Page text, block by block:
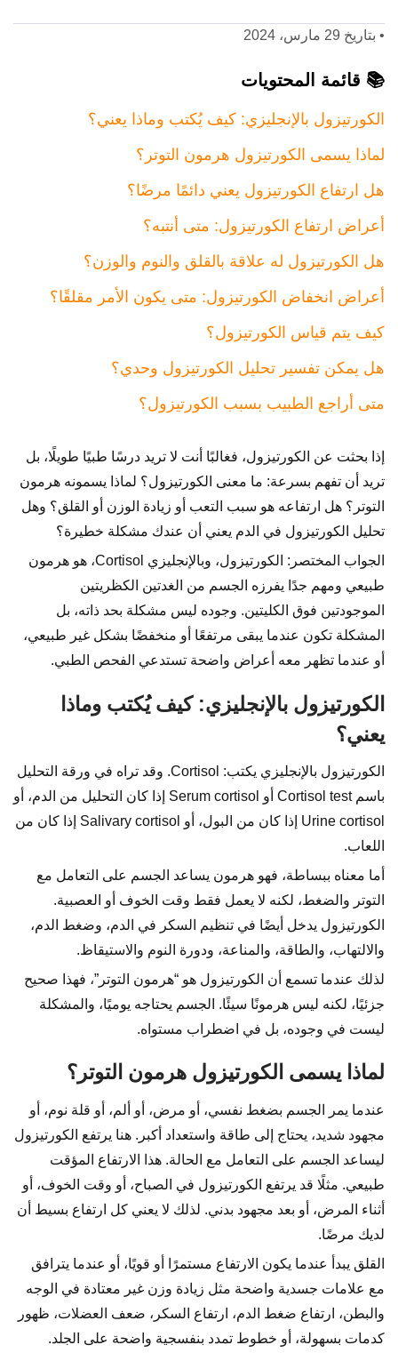
• بتاريخ 29 مارس، 2024
📚 قائمة المحتويات
الكورتيزول بالإنجليزي: كيف يُكتب وماذا يعني؟
لماذا يسمى الكورتيزول هرمون التوتر؟
هل ارتفاع الكورتيزول يعني دائمًا مرضًا؟
أعراض ارتفاع الكورتيزول: متى أنتبه؟
هل الكورتيزول له علاقة بالقلق والنوم والوزن؟
أعراض انخفاض الكورتيزول: متى يكون الأمر مقلقًا؟
كيف يتم قياس الكورتيزول؟
هل يمكن تفسير تحليل الكورتيزول وحدي؟
متى أراجع الطبيب بسبب الكورتيزول؟
إذا بحثت عن الكورتيزول، فغالبًا أنت لا تريد درسًا طبيًا طويلًا، بل
تريد أن تفهم بسرعة: ما معنى الكورتيزول؟ لماذا يسمونه هرمون
التوتر؟ هل ارتفاعه هو سبب التعب أو زيادة الوزن أو القلق؟ وهل
تحليل الكورتيزول في الدم يعني أن عندك مشكلة خطيرة؟
الجواب المختصر: الكورتيزول، وبالإنجليزي Cortisol، هو هرمون
طبيعي ومهم جدًا يفرزه الجسم من الغدتين الكظريتين
الموجودتين فوق الكليتين. وجوده ليس مشكلة بحد ذاته، بل
المشكلة تكون عندما يبقى مرتفعًا أو منخفضًا بشكل غير طبيعي،
أو عندما تظهر معه أعراض واضحة تستدعي الفحص الطبي.
الكورتيزول بالإنجليزي: كيف يُكتب وماذا
يعني؟
الكورتيزول بالإنجليزي يكتب: Cortisol. وقد تراه في ورقة التحليل
باسم Cortisol test أو Serum cortisol إذا كان التحليل من الدم، أو
Urine cortisol إذا كان من البول، أو Salivary cortisol إذا كان من
اللعاب.
أما معناه ببساطة، فهو هرمون يساعد الجسم على التعامل مع
التوتر والضغط، لكنه لا يعمل فقط وقت الخوف أو العصبية.
الكورتيزول يدخل أيضًا في تنظيم السكر في الدم، وضغط الدم،
والالتهاب، والطاقة، والمناعة، ودورة النوم والاستيقاظ.
لذلك عندما تسمع أن الكورتيزول هو “هرمون التوتر”، فهذا صحيح
جزئيًا، لكنه ليس هرمونًا سيئًا. الجسم يحتاجه يوميًا، والمشكلة
ليست في وجوده، بل في اضطراب مستواه.
لماذا يسمى الكورتيزول هرمون التوتر؟
عندما يمر الجسم بضغط نفسي، أو مرض، أو ألم، أو قلة نوم، أو
مجهود شديد، يحتاج إلى طاقة واستعداد أكبر. هنا يرتفع الكورتيزول
ليساعد الجسم على التعامل مع الحالة. هذا الارتفاع المؤقت
طبيعي. مثلًا قد يرتفع الكورتيزول في الصباح، أو وقت الخوف، أو
أثناء المرض، أو بعد مجهود بدني. لذلك لا يعني كل ارتفاع بسيط أن
لديك مرضًا.
القلق يبدأ عندما يكون الارتفاع مستمرًا أو قويًا، أو عندما يترافق
مع علامات جسدية واضحة مثل زيادة وزن غير معتادة في الوجه
والبطن، ارتفاع ضغط الدم، ارتفاع السكر، ضعف العضلات، ظهور
كدمات بسهولة، أو خطوط تمدد بنفسجية واضحة على الجلد.